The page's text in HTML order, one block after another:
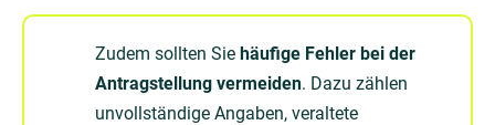
Zudem sollten Sie häufige Fehler bei der
Antragstellung vermeiden. Dazu zählen
unvollständige Angaben, veraltete